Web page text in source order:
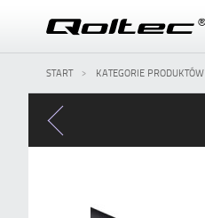
START KATEGORIE PRODUKTÓW